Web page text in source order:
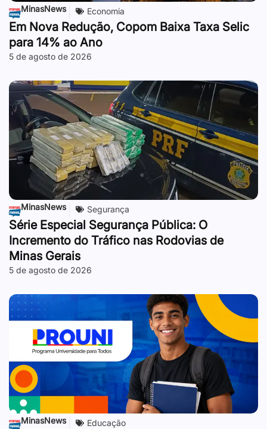
MinasNews Economia
Em Nova Redução, Copom Baixa Taxa Selic
para 14% ao Ano
5 de agosto de 2026
MinasNews Segurança
Série Especial Segurança Pública: O
Incremento do Tráfico nas Rodovias de
Minas Gerais
5 de agosto de 2026
MinasNews Educação